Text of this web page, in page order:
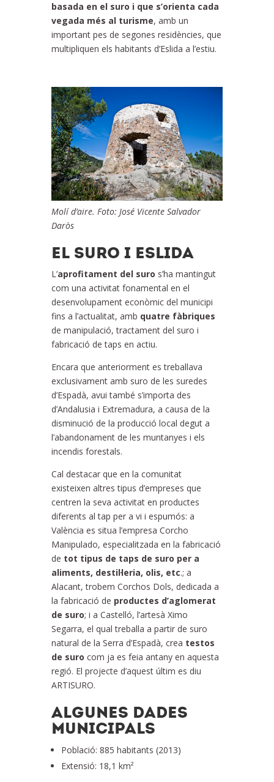
basada en el suro i que s’orienta cada
vegada més al turisme, amb un
important pes de segones residències, que
multipliquen els habitants d’Eslida a l’estiu.
Molí d’aire. Foto: José Vicente Salvador
Daròs
EL SURO I ESLIDA
L’aprofitament del suro s’ha mantingut
com una activitat fonamental en el
desenvolupament econòmic del municipi
fins a l’actualitat, amb quatre fàbriques
de manipulació, tractament del suro i
fabricació de taps en actiu.
Encara que anteriorment es treballava
exclusivament amb suro de les suredes
d’Espadà, avui també s’importa des
d’Andalusia i Extremadura, a causa de la
disminució de la producció local degut a
l’abandonament de les muntanyes i els
incendis forestals.
Cal destacar que en la comunitat
existeixen altres tipus d’empreses que
centren la seva activitat en productes
diferents al tap per a vi i espumós: a
València es situa l’empresa Corcho
Manipulado, especialitzada en la fabricació
de tot tipus de taps de suro per a
aliments, destil·leria, olis, etc.; a
Alacant, trobem Corchos Dols, dedicada a
la fabricació de productes d’aglomerat
de suro; i a Castelló, l’artesà Ximo
Segarra, el qual treballa a partir de suro
natural de la Serra d’Espadà, crea testos
de suro com ja es feia antany en aquesta
regió. El projecte d’aquest últim es diu
ARTISURO.
ALGUNES DADES
MUNICIPALS
Població: 885 habitants (2013)
Extensió: 18,1 km²